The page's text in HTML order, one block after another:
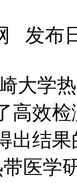
发布
大学
高效
出结
医学